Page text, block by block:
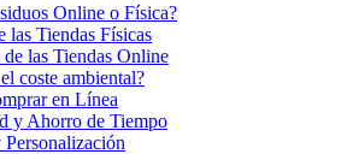
Online o Física?
las Tiendas Físicas
las Tiendas Online
coste ambiental?
en Línea
y Ahorro de Tiempo